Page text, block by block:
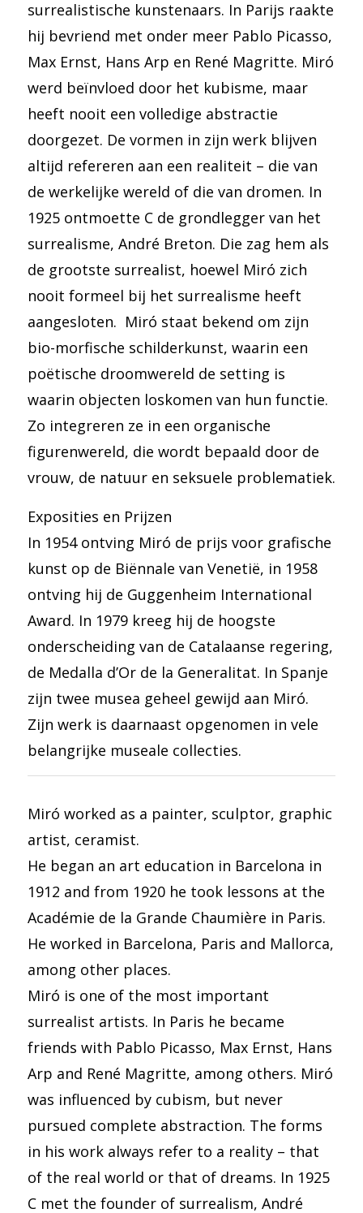
surrealistische kunstenaars. In Parijs raakte
hij bevriend met onder meer Pablo Picasso,
Max Ernst, Hans Arp en René Magritte. Miró
werd beïnvloed door het kubisme, maar
heeft nooit een volledige abstractie
doorgezet. De vormen in zijn werk blijven
altijd refereren aan een realiteit – die van
de werkelijke wereld of die van dromen. In
1925 ontmoette C de grondlegger van het
surrealisme, André Breton. Die zag hem als
de grootste surrealist, hoewel Miró zich
nooit formeel bij het surrealisme heeft
aangesloten. Miró staat bekend om zijn
bio-morfische schilderkunst, waarin een
poëtische droomwereld de setting is
waarin objecten loskomen van hun functie.
Zo integreren ze in een organische
figurenwereld, die wordt bepaald door de
vrouw, de natuur en seksuele problematiek.
Exposities en Prijzen
In 1954 ontving Miró de prijs voor grafische
kunst op de Biënnale van Venetië, in 1958
ontving hij de Guggenheim International
Award. In 1979 kreeg hij de hoogste
onderscheiding van de Catalaanse regering,
de Medalla d’Or de la Generalitat. In Spanje
zijn twee musea geheel gewijd aan Miró.
Zijn werk is daarnaast opgenomen in vele
belangrijke museale collecties.
Miró worked as a painter, sculptor, graphic
artist, ceramist.
He began an art education in Barcelona in
1912 and from 1920 he took lessons at the
Académie de la Grande Chaumière in Paris.
He worked in Barcelona, ​​Paris and Mallorca,
among other places.
Miró is one of the most important
surrealist artists. In Paris he became
friends with Pablo Picasso, Max Ernst, Hans
Arp and René Magritte, among others. Miró
was influenced by cubism, but never
pursued complete abstraction. The forms
in his work always refer to a reality – that
of the real world or that of dreams. In 1925
C met the founder of surrealism, André